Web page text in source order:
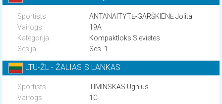
ANTANAITYTĖ-GARŠKIENĖ Jolita
19A
Kompaktloks Sievietes
Ses. 1
LTU-ŽL - ŽALIASIS LANKAS
TIMINSKAS Ugnius
1C